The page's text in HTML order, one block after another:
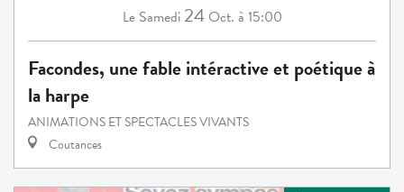
Le Samedi 24 Oct. à 15:00
Facondes, une fable intéractive et poétique à
la harpe
ANIMATIONS ET SPECTACLES VIVANTS
Coutances